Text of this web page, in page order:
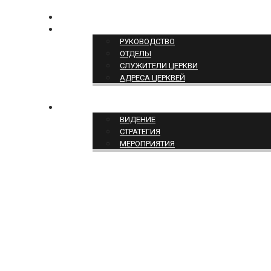
РУКОВОДСТВО
ОТДЕЛЫ
СЛУЖИТЕЛИ ЦЕРКВИ
АДРЕСА ЦЕРКВЕЙ
ВИДЕНИЕ
СТРАТЕГИЯ
МЕРОПРИЯТИЯ